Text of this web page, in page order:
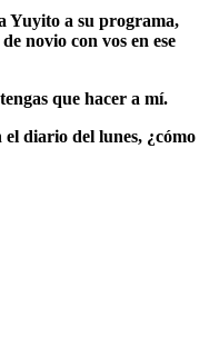
Yuyito a su programa,
novio con vos en ese
que hacer a mí.
diario del lunes, ¿cómo